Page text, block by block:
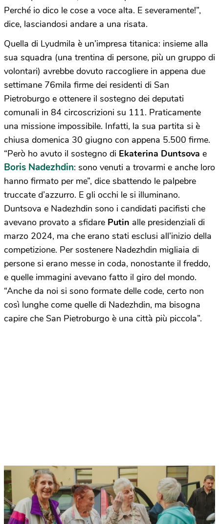
Perché io dico le cose a voce alta. E severamente!”,
dice, lasciandosi andare a una risata.
Quella di Lyudmila è un’impresa titanica: insieme alla
sua squadra (una trentina di persone, più un gruppo di
volontari) avrebbe dovuto raccogliere in appena due
settimane 76mila firme dei residenti di San
Pietroburgo e ottenere il sostegno dei deputati
comunali in 84 circoscrizioni su 111. Praticamente
una missione impossibile. Infatti, la sua partita si è
chiusa domenica 30 giugno con appena 5.500 firme.
“Però ho avuto il sostegno di Ekaterina Duntsova e
Boris Nadezhdin: sono venuti a trovarmi e anche loro
hanno firmato per me”, dice sbattendo le palpebre
truccate d’azzurro. E gli occhi le si illuminano.
Duntsova e Nadezhdin sono i candidati pacifisti che
avevano provato a sfidare Putin alle presidenziali di
marzo 2024, ma che erano stati esclusi all’inizio della
competizione. Per sostenere Nadezhdin migliaia di
persone si erano messe in coda, nonostante il freddo,
e quelle immagini avevano fatto il giro del mondo.
“Anche da noi si sono formate delle code, certo non
così lunghe come quelle di Nadezhdin, ma bisogna
capire che San Pietroburgo è una città più piccola”.